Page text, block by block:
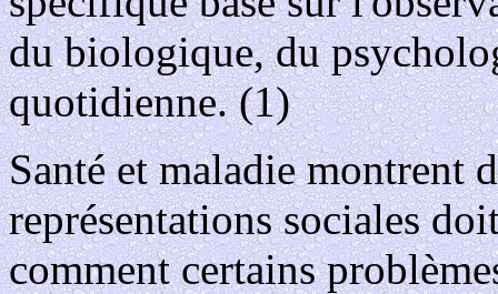
du biologique, du
quotidienne. (1)
Santé et maladie montrent
représentations sociales
comment certains